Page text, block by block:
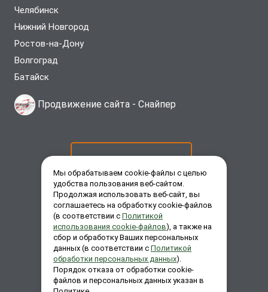
Челябинск
Нижний Новгород
Ростов-на-Дону
Волгоград
Батайск
Продвижение сайта - Снайпер
ЗАКАЗАТЬ ЗВОНОК
ЗАДАТЬ ВОПРОС
Мы обрабатываем cookie-файлы с целью
удобства пользования веб-сайтом.
Продолжая использовать веб-сайт, вы
соглашаетесь на обработку cookie-файлов
(в соответствии с Политикой
использования cookie-файлов), а также на
сбор и обработку Ваших персональных
данных (в соответствии с Политикой
обработки персональных данных).
Порядок отказа от обработки cookie-
файлов и персональных данных указан в